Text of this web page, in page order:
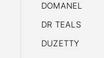
DOMANEL
DR TEALS
DUZETTY